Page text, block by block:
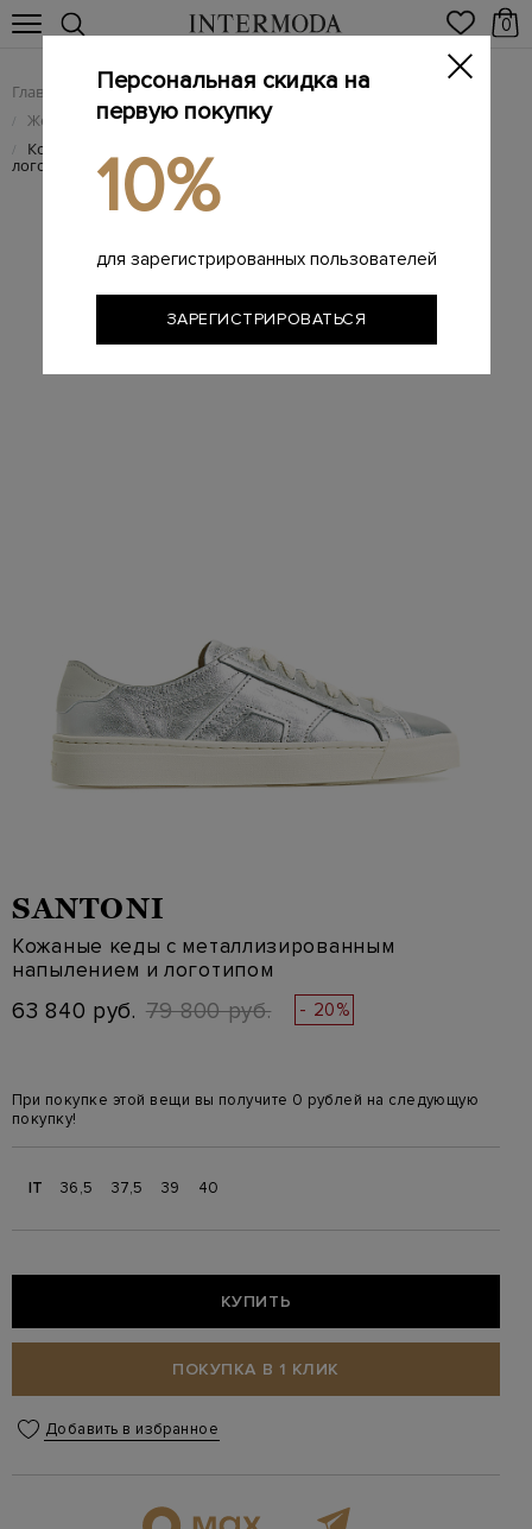
0
Главная Женщинам / Женская обувь
/ Женские брендовые кеды
/ Кожаные кеды с металлизированным напылением и
логотипом
SANTONI
Кожаные кеды с металлизированным
напылением и логотипом
63 840 руб. 79 800 руб. - 20%
При покупке этой вещи вы получите 0 рублей на следующую
покупку!
IT 36,5 37,5 39 40
КУПИТЬ
ПОКУПКА В 1 КЛИК
Добавить в избранное
Персональная скидка на
первую покупку
10%
для зарегистрированных пользователей
ЗАРЕГИСТРИРОВАТЬСЯ